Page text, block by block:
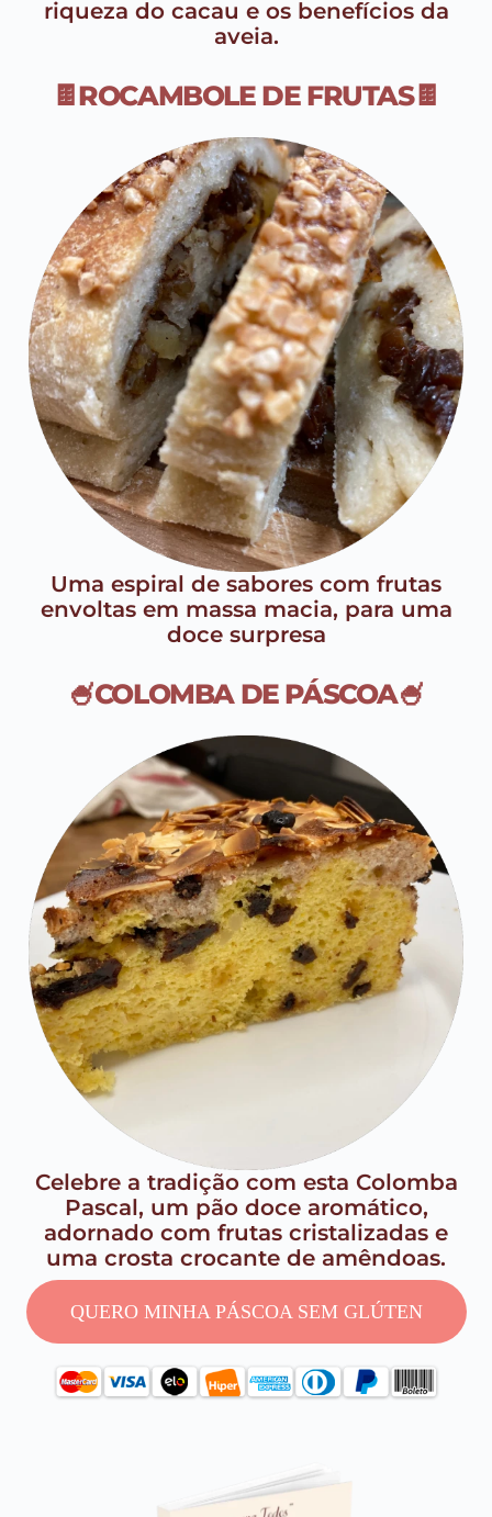
riqueza do cacau e os benefícios da
aveia.
🍫ROCAMBOLE DE FRUTAS🍫
Uma espiral de sabores com frutas
envoltas em massa macia, para uma
doce surpresa
🍧COLOMBA DE PÁSCOA🍧
Celebre a tradição com esta Colomba
Pascal, um pão doce aromático,
adornado com frutas cristalizadas e
uma crosta crocante de amêndoas.
QUERO MINHA PÁSCOA SEM GLÚTEN